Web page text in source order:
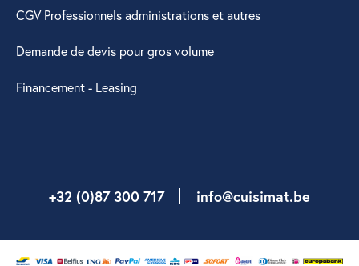
CGV Professionnels administrations et autres
Demande de devis pour gros volume
Financement - Leasing
+32 (0)87 300 717 info@cuisimat.be